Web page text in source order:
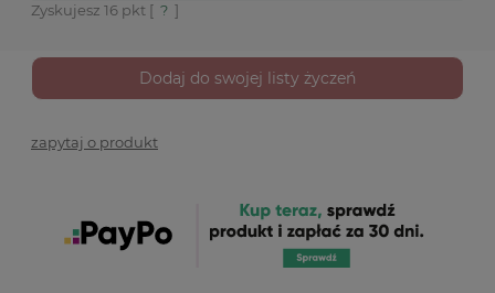
Zyskujesz 16 pkt [ ? ]
Dodaj do swojej listy życzeń
zapytaj o produkt